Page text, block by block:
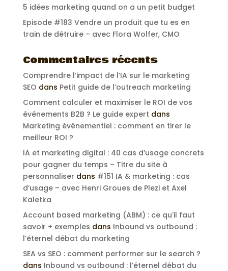
5 idées marketing quand on a un petit budget
Episode #183 Vendre un produit que tu es en
train de détruire – avec Flora Wolfer, CMO
Commentaires récents
Comprendre l’impact de l’IA sur le marketing
SEO dans Petit guide de l’outreach marketing
Comment calculer et maximiser le ROI de vos
événements B2B ? Le guide expert dans
Marketing événementiel : comment en tirer le
meilleur ROI ?
IA et marketing digital : 40 cas d’usage concrets
pour gagner du temps – Titre du site à
personnaliser dans #151 IA & marketing : cas
d’usage – avec Henri Groues de Plezi et Axel
Kaletka
Account based marketing (ABM) : ce qu'il faut
savoir + exemples dans Inbound vs outbound :
l’éternel débat du marketing
SEA vs SEO : comment performer sur le search ?
dans Inbound vs outbound : l’éternel débat du